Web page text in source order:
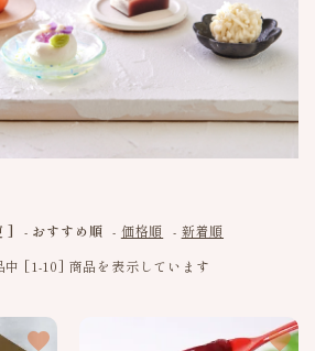
新規会員登録
] - おすすめ順 - 価格順 - 新着順
[1-10] 商品を表示しています
favorite favorite